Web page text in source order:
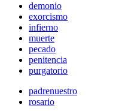
demonio
exorcismo
infierno
muerte
pecado
penitencia
purgatorio
padrenuestro
rosario